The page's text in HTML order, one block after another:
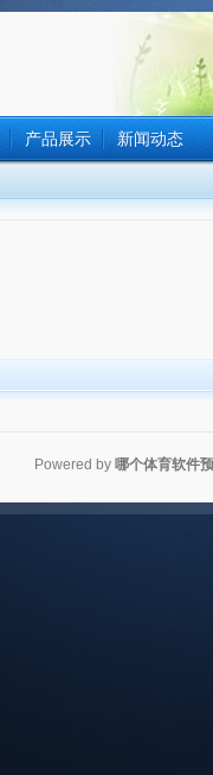
产品展示 新闻动态
Powered by 哪个体育软件